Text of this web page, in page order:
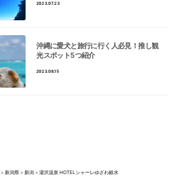
2023.07.23
沖縄に愛犬と旅行に行く人必見！推し観
光スポット5つ紹介
2023.08.15
>新潟県 >新潟 >湯沢温泉 HOTELシャーレゆざわ銀水